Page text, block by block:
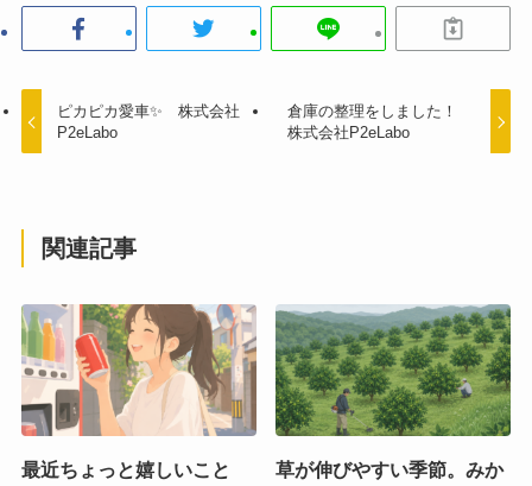
ピカピカ愛車✨ 株式会社
P2eLabo
倉庫の整理をしました！
株式会社P2eLabo
関連記事
最近ちょっと嬉しいこと
草が伸びやすい季節。みか